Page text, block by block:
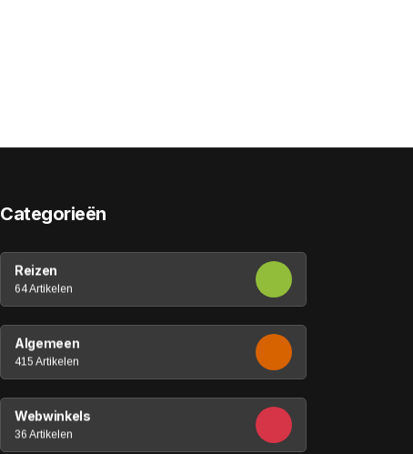
Categorieën
Reizen
64 Artikelen
Algemeen
415 Artikelen
Webwinkels
36 Artikelen